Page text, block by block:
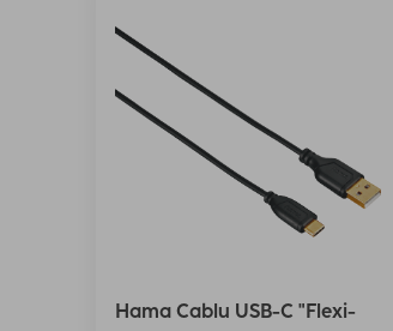
Hama Cablu USB-C "Flexi-